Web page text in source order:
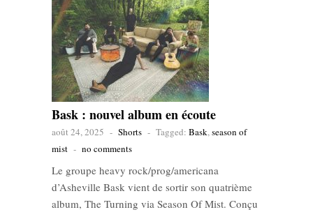
Bask : nouvel album en écoute
août 24, 2025 - Shorts - Tagged: Bask,season of
mist - no comments
Le groupe heavy rock/prog/americana
d’Asheville Bask vient de sortir son quatrième
album, The Turning via Season Of Mist. Conçu